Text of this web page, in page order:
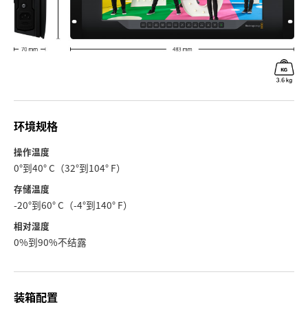
环境规格
操作温度
0°到40° C（32°到104° F）
存储温度
-20°到60° C（-4°到140° F）
相对湿度
0%到90%不结露
装箱配置